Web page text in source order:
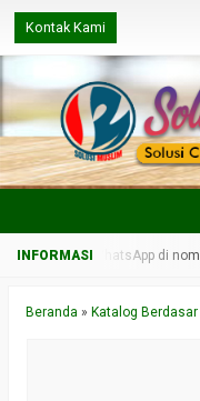
Kontak Kami
melalui WhatsApp di
Beranda » Katalog